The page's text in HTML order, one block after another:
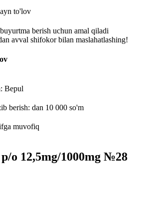
to'lov
berish uchun amal qiladi
avval shifokor bilan maslahatlashing!
Bepul
berish: dan 10 000 so'm
muvofiq
o 12,5mg/1000mg №28